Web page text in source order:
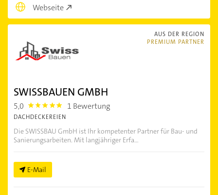
Webseite
AUS DER REGION
PREMIUM PARTNER
SWISSBAUEN GMBH
5,0 5.0 1 Bewertung
DACHDECKEREIEN
Die SWISSBAU GmbH ist Ihr kompetenter Partner für Bau- und
Sanierungsarbeiten. Mit langjähriger Erfa...
E-Mail